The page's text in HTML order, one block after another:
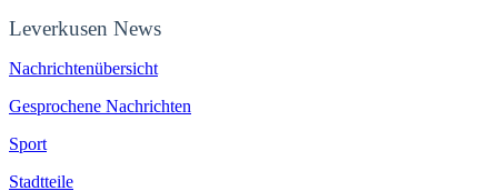
Leverkusen News
Nachrichtenübersicht
Gesprochene Nachrichten
Sport
Stadtteile